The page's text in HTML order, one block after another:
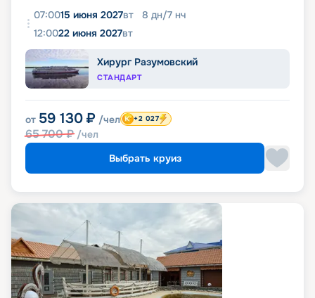
07:0015 июня 2027вт 8 дн/7 нч
12:0022 июня 2027вт
Хирург Разумовский
СТАНДАРТ
от 59 130 ₽ /чел
65 700₽ /чел
+2 027
Выбрать круиз